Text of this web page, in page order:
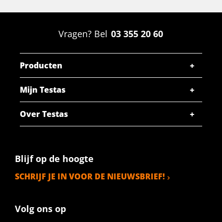
Alu rond EN AW-6082 T6/T6511 16 geperst
Stuks gewicht in kg
Artikelnummer
2860-0020-18
Omschrijving
Alu rond EN AW-6082 T6/T6511 18 geperst
Bruto prijs
SELECTEER
Omschrijving
Vragen? Bel 03 355 20 60
Producten
Mijn Testas
Over Testas
Blijf op de hoogte
SCHRIJF JE IN VOOR DE NIEUWSBRIEF!
Volg ons op